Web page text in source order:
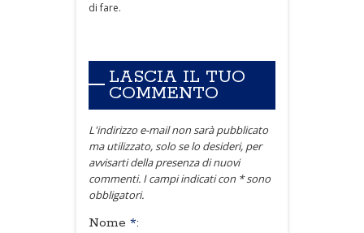
di fare.
LASCIA IL TUO
COMMENTO
L'indirizzo e-mail non sarà pubblicato
ma utilizzato, solo se lo desideri, per
avvisarti della presenza di nuovi
commenti. I campi indicati con * sono
obbligatori.
Nome *: